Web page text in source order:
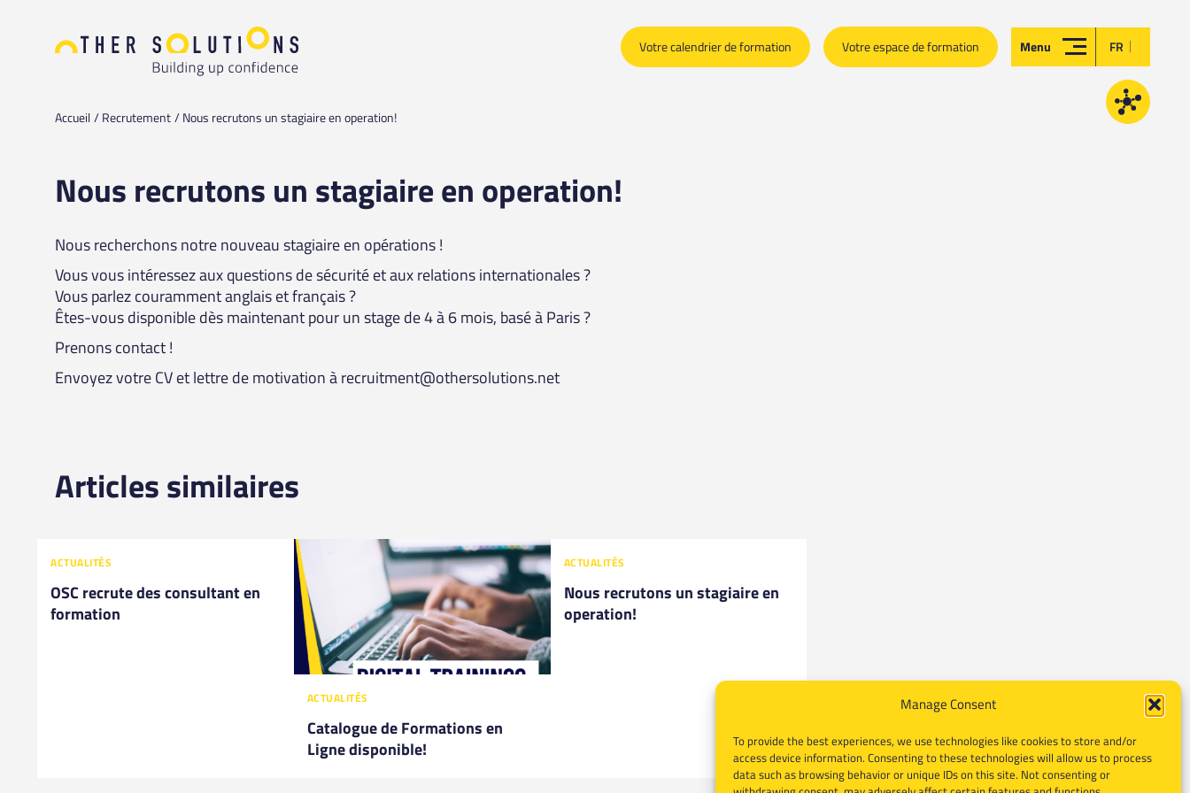
Manage Consent
To provide the best experiences, we use technologies like cookies to store and/or
access device information. Consenting to these technologies will allow us to process
data such as browsing behavior or unique IDs on this site. Not consenting or
Votre calendrier de formation Votre espace de formation Menu FR |
Accueil Recrutement Nous recrutons un stagiaire en operation!
Nous recrutons un stagiaire en operation!
Nous recherchons notre nouveau stagiaire en opérations !
Vous vous intéressez aux questions de sécurité et aux relations internationales ?
Vous parlez couramment anglais et français ?
Êtes-vous disponible dès maintenant pour un stage de 4 à 6 mois, basé à Paris ?
Prenons contact !
Envoyez votre CV et lettre de motivation àrecruitment@othersolutions.net
Articles similaires
ACTUALITÉS
OSC recrute des consultant en
formation
ACTUALITÉS
Catalogue de Formations en
Ligne disponible!
ACTUALITÉS
Nous recrutons un stagiaire en
operation!